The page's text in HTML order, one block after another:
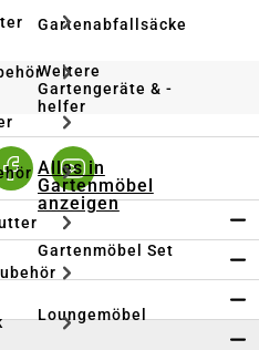
Gartenabfallsäcke
Weitere
Gartengeräte & -
helfer
Alles in
Gartenmöbel
anzeigen
Gartenmöbel Set
Loungemöbel